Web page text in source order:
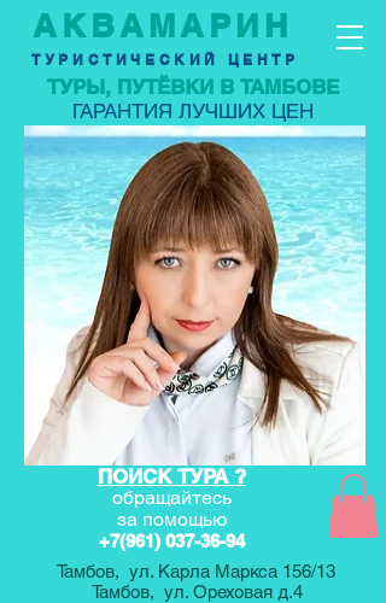
АКВАМАРИН
ТУРИСТИЧЕСКИЙ ЦЕНТР
ТУРЫ, ПУТЁВКИ В ТАМБОВЕ
ГАРАНТИЯ ЛУЧШИХ ЦЕН
ПОИСК ТУРА ?
обращайтесь
за помощью
+7(961) 037-36-94
Тамбов, ул. Карла Маркса 156/13
Тамбов, ул. Ореховая д.4